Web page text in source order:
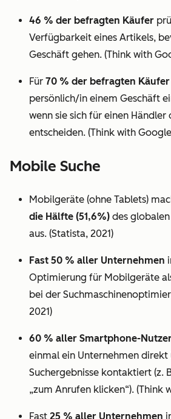
46 % der befragten Käufer
Verfügbarkeit eines Artikels,
Geschäft gehen. (Think with
Für 70 % der befragten Käufer
persönlich/in einem Geschäft
wenn sie sich für einen
entscheiden. (Think with
Mobile Suche
Mobilgeräte (ohne Tablets)
die Hälfte (51,6%) des
aus. (Statista, 2021)
Fast 50 % aller Unternehmen
Optimierung für Mobilgeräte
bei der
2021)
60 % aller Smartphone-
einmal ein Unternehmen direkt
Suchergebnisse kontaktiert (z.
„zum Anrufen klicken“). (Think
Fast 25 % aller Unternehmen